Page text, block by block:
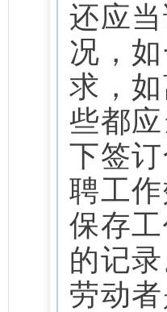
还应
况，
求，
些都
下签
聘工
保存
的记
劳动